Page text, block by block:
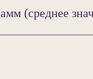
(среднее